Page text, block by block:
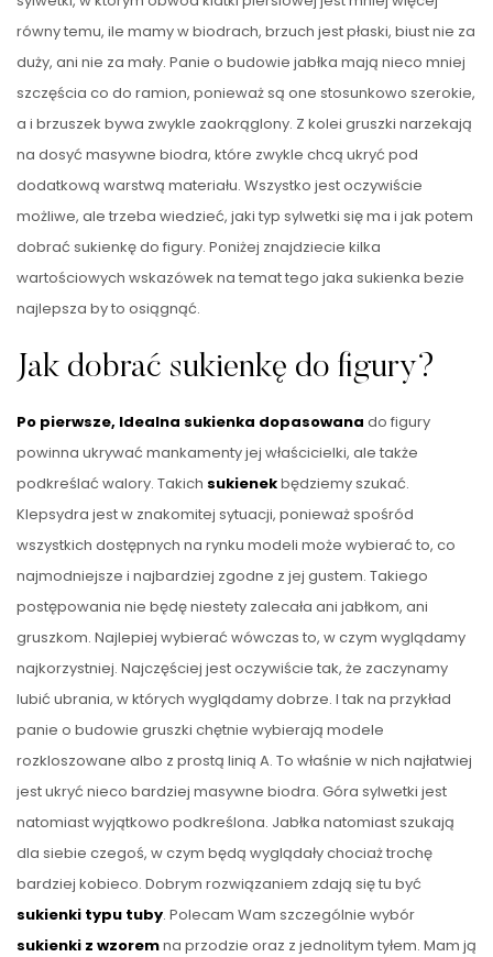
równy temu, ile mamy w biodrach, brzuch jest płaski, biust nie za
duży, ani nie za mały. Panie o budowie jabłka mają nieco mniej
szczęścia co do ramion, ponieważ są one stosunkowo szerokie,
a i brzuszek bywa zwykle zaokrąglony. Z kolei gruszki narzekają
na dosyć masywne biodra, które zwykle chcą ukryć pod
dodatkową warstwą materiału. Wszystko jest oczywiście
możliwe, ale trzeba wiedzieć, jaki typ sylwetki się ma i jak potem
dobrać sukienkę do figury. Poniżej znajdziecie kilka
wartościowych wskazówek na temat tego jaka sukienka bezie
najlepsza by to osiągnąć.
Jak dobrać sukienkę do figury?
Po pierwsze, Idealna sukienka dopasowana do figury
powinna ukrywać mankamenty jej właścicielki, ale także
podkreślać walory. Takich sukienekbędziemy szukać.
Klepsydra jest w znakomitej sytuacji, ponieważ spośród
wszystkich dostępnych na rynku modeli może wybierać to, co
najmodniejsze i najbardziej zgodne z jej gustem. Takiego
postępowania nie będę niestety zalecała ani jabłkom, ani
gruszkom. Najlepiej wybierać wówczas to, w czym wyglądamy
najkorzystniej. Najczęściej jest oczywiście tak, że zaczynamy
lubić ubrania, w których wyglądamy dobrze. I tak na przykład
panie o budowie gruszki chętnie wybierają modele
rozkloszowane albo z prostą linią A. To właśnie w nich najłatwiej
jest ukryć nieco bardziej masywne biodra. Góra sylwetki jest
natomiast wyjątkowo podkreślona. Jabłka natomiast szukają
dla siebie czegoś, w czym będą wyglądały chociaż trochę
bardziej kobieco. Dobrym rozwiązaniem zdają się tu być
sukienki typu tuby. Polecam Wam szczególnie wybór
sukienki z wzoremna przodzie oraz z jednolitym tyłem. Mam ją